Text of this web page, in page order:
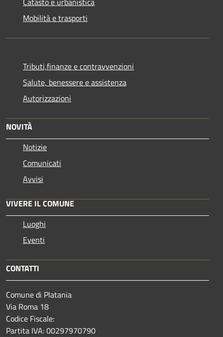
Mobilità e trasporti
Tributi,finanze e contravvenzioni
Salute, benessere e assistenza
Autorizzazioni
NOVITÀ
Notizie
Comunicati
Avvisi
VIVERE IL COMUNE
Luoghi
Eventi
CONTATTI
Comune di Platania
Via Roma 18
Codice Fiscale:
Partita IVA: 00297970790